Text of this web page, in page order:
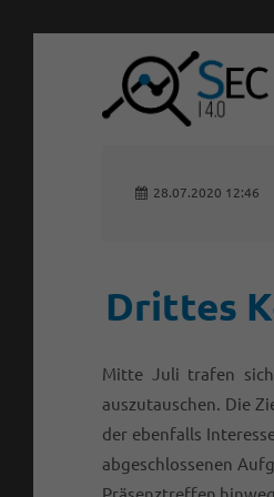
Login
Anmelden
Register | Lost your
28.07.2020 12:46
Drittes
Mitte Juli trafen sich
auszutauschen. Die
der ebenfalls
abgeschlossenen